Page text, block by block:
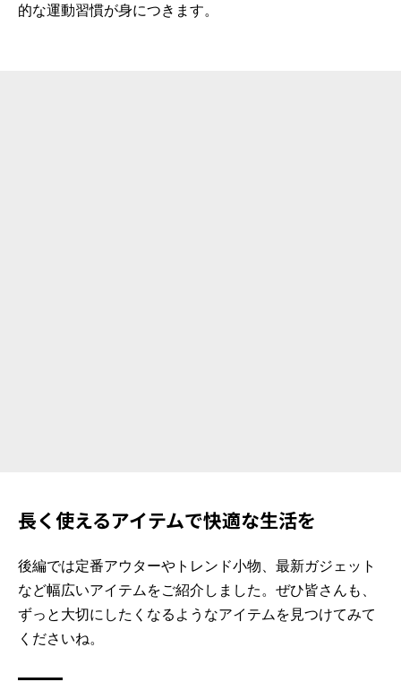
的な運動習慣が身につきます。
長く使えるアイテムで快適な生活を
後編では定番アウターやトレンド小物、最新ガジェット
など幅広いアイテムをご紹介しました。ぜひ皆さんも、
ずっと大切にしたくなるようなアイテムを見つけてみて
くださいね。